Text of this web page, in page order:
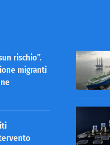
rischio”.
migranti